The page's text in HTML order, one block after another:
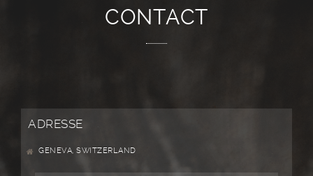
CONTACT
ADRESSE
GENEVA, SWITZERLAND